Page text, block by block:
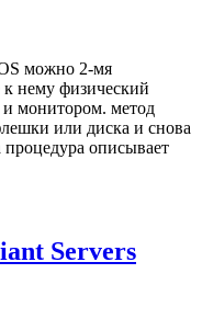
можно 2-мя
к нему физический
и монитором. метод
или диска и снова
описывает
Servers